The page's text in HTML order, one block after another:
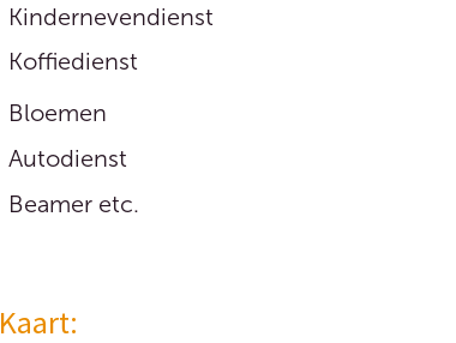
Kindernevendienst
Koffiedienst
Bloemen
Autodienst
Beamer etc.
Kaart: